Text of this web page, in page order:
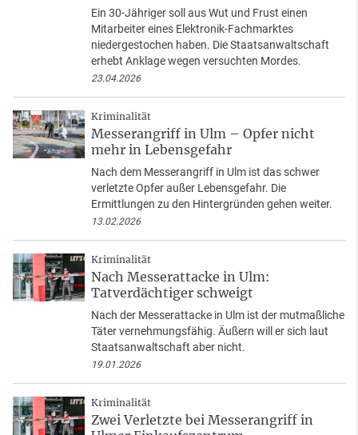
Ein 30-Jähriger soll aus Wut und Frust einen
Mitarbeiter eines Elektronik-Fachmarktes
niedergestochen haben. Die Staatsanwaltschaft
erhebt Anklage wegen versuchten Mordes.
23.04.2026
Kriminalität
Messerangriff in Ulm – Opfer nicht
mehr in Lebensgefahr
Nach dem Messerangriff in Ulm ist das schwer
verletzte Opfer außer Lebensgefahr. Die
Ermittlungen zu den Hintergründen gehen weiter.
13.02.2026
Kriminalität
Nach Messerattacke in Ulm:
Tatverdächtiger schweigt
Nach der Messerattacke in Ulm ist der mutmaßliche
Täter vernehmungsfähig. Äußern will er sich laut
Staatsanwaltschaft aber nicht.
19.01.2026
Kriminalität
Zwei Verletzte bei Messerangriff in